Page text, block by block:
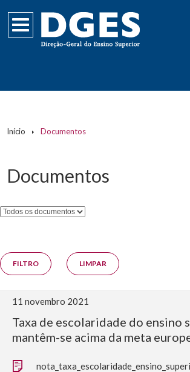
Início Documentos
Documentos
11 novembro 2021
Taxa de escolaridade do ensino
mantêm-se acima da meta
Páginas